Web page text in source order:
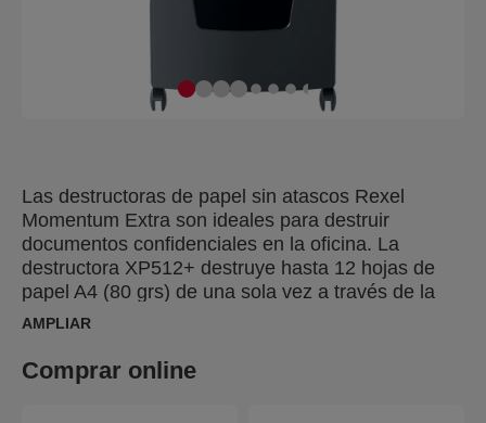
Las destructoras de papel sin atascos Rexel
Momentum Extra son ideales para destruir
documentos confidenciales en la oficina. La
destructora XP512+ destruye hasta 12 hojas de
papel A4 (80 grs) de una sola vez a través de la
ranura de alimentación manual en micro partículas
mide el número de hojas que se alimentan en
tiempo real para detener los atascos y los errores
AMPLIAR
Comprar online